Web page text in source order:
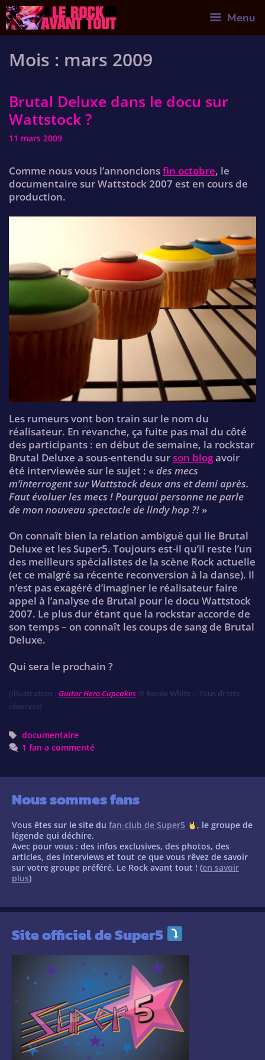
Skip
to
content
Menu
Mois : mars 2009
Brutal Deluxe dans le docu sur
Wattstock ?
11 mars 2009
Comme nous vous l’annoncionsfin octobre, le
documentaire sur Wattstock 2007 est en cours de
production.
Les rumeurs vont bon train sur le nom du
réalisateur. En revanche, ça fuite pas mal du côté
des participants : en début de semaine, la rockstar
Brutal Deluxe a sous-entendu surson blogavoir
été interviewée sur le sujet : «des mecs
m’interrogent sur Wattstock deux ans et demi après.
Faut évoluer les mecs ! Pourquoi personne ne parle
de mon nouveau spectacle de lindy hop ?! »
On connaît bien la relation ambiguë qui lie Brutal
Deluxe et les Super5. Toujours est-il qu’il reste l’un
des meilleurs spécialistes de la scène Rock actuelle
(et ce malgré sa récente reconversion à la danse). Il
n’est pas exagéré d’imaginer le réalisateur faire
appel à l’analyse de Brutal pour le docu Wattstock
2007. Le plus dur étant que la rockstar accorde de
son temps – on connaît les coups de sang de Brutal
Deluxe.
Qui sera le prochain ?
(illustration : Guitar Hero Cupcakes © Renée White – Tous droits
réservés)
Tags
documentaire
1 fan a commenté
Nous sommes fans
Vous êtes sur le site du fan-club de Super5
, le groupe de
légende qui déchire.
Avec pour vous : des infos exclusives, des photos, des
articles, des interviews et tout ce que vous rêvez de savoir
sur votre groupe préféré. Le Rock avant tout ! (en savoir
plus)
Site officiel de Super5